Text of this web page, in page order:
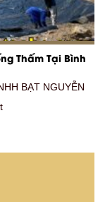
Thấm Tại Bình
BẠT NGUYỄN